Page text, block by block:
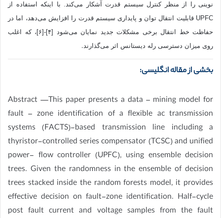
نوینی را از منظر کنترل سیستم قدرت آشکار می‌کند. با اینکه استفاده از
UPFC قابلیت انتقال توان و پایداری سیستم قدرت را افزایش می‌دهد، اما در
حفاظت خط انتقال برخی مشکلات جدید نمایان می‌شود [۴]-[۶]، که اغلب
روی میزان دسترسی رله دیستانس اثر می‌گذارند.
بخشی از مقاله انگلیسی:
Abstract —This paper presents a data – mining model for
fault – zone identification of a flexible ac transmission
systems (FACTS)-based transmission line including a
thyristor-controlled series compensator (TCSC) and unified
power- flow controller (UPFC), using ensemble decision
trees. Given the randomness in the ensemble of decision
trees stacked inside the random forests model, it provides
effective decision on fault-zone identification. Half-cycle
post fault current and voltage samples from the fault